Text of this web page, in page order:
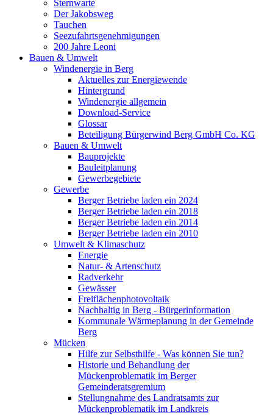
Sternwarte
Der Jakobsweg
Tauchen
Seezufahrtsgenehmigungen
200 Jahre Leoni
Bauen & Umwelt
Windenergie in Berg
Aktuelles zur Energiewende
Hintergrund
Windenergie allgemein
Download-Service
Glossar
Beteiligung Bürgerwind Berg GmbH Co. KG
Bauen & Umwelt
Bauprojekte
Bauleitplanung
Gewerbegebiete
Gewerbe
Berger Betriebe laden ein 2024
Berger Betriebe laden ein 2018
Berger Betriebe laden ein 2014
Berger Betriebe laden ein 2010
Umwelt & Klimaschutz
Energie
Natur- & Artenschutz
Radverkehr
Gewässer
Freiflächenphotovoltaik
Nachhaltig in Berg - Bürgerinformation
Kommunale Wärmeplanung in der Gemeinde
Berg
Mücken
Hilfe zur Selbsthilfe - Was können Sie tun?
Historie und Behandlung der
Mückenproblematik im Berger
Gemeinderatsgremium
Stellungnahme des Landratsamts zur
Mückenproblematik im Landkreis